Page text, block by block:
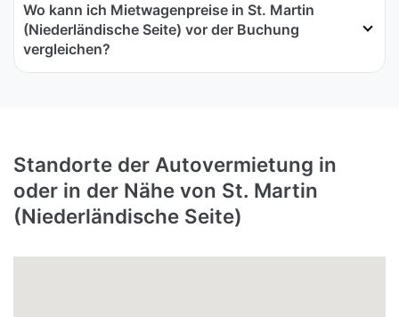
Wo kann ich Mietwagenpreise in St. Martin
(Niederländische Seite) vor der Buchung
vergleichen?
Standorte der Autovermietung in
oder in der Nähe von St. Martin
(Niederländische Seite)